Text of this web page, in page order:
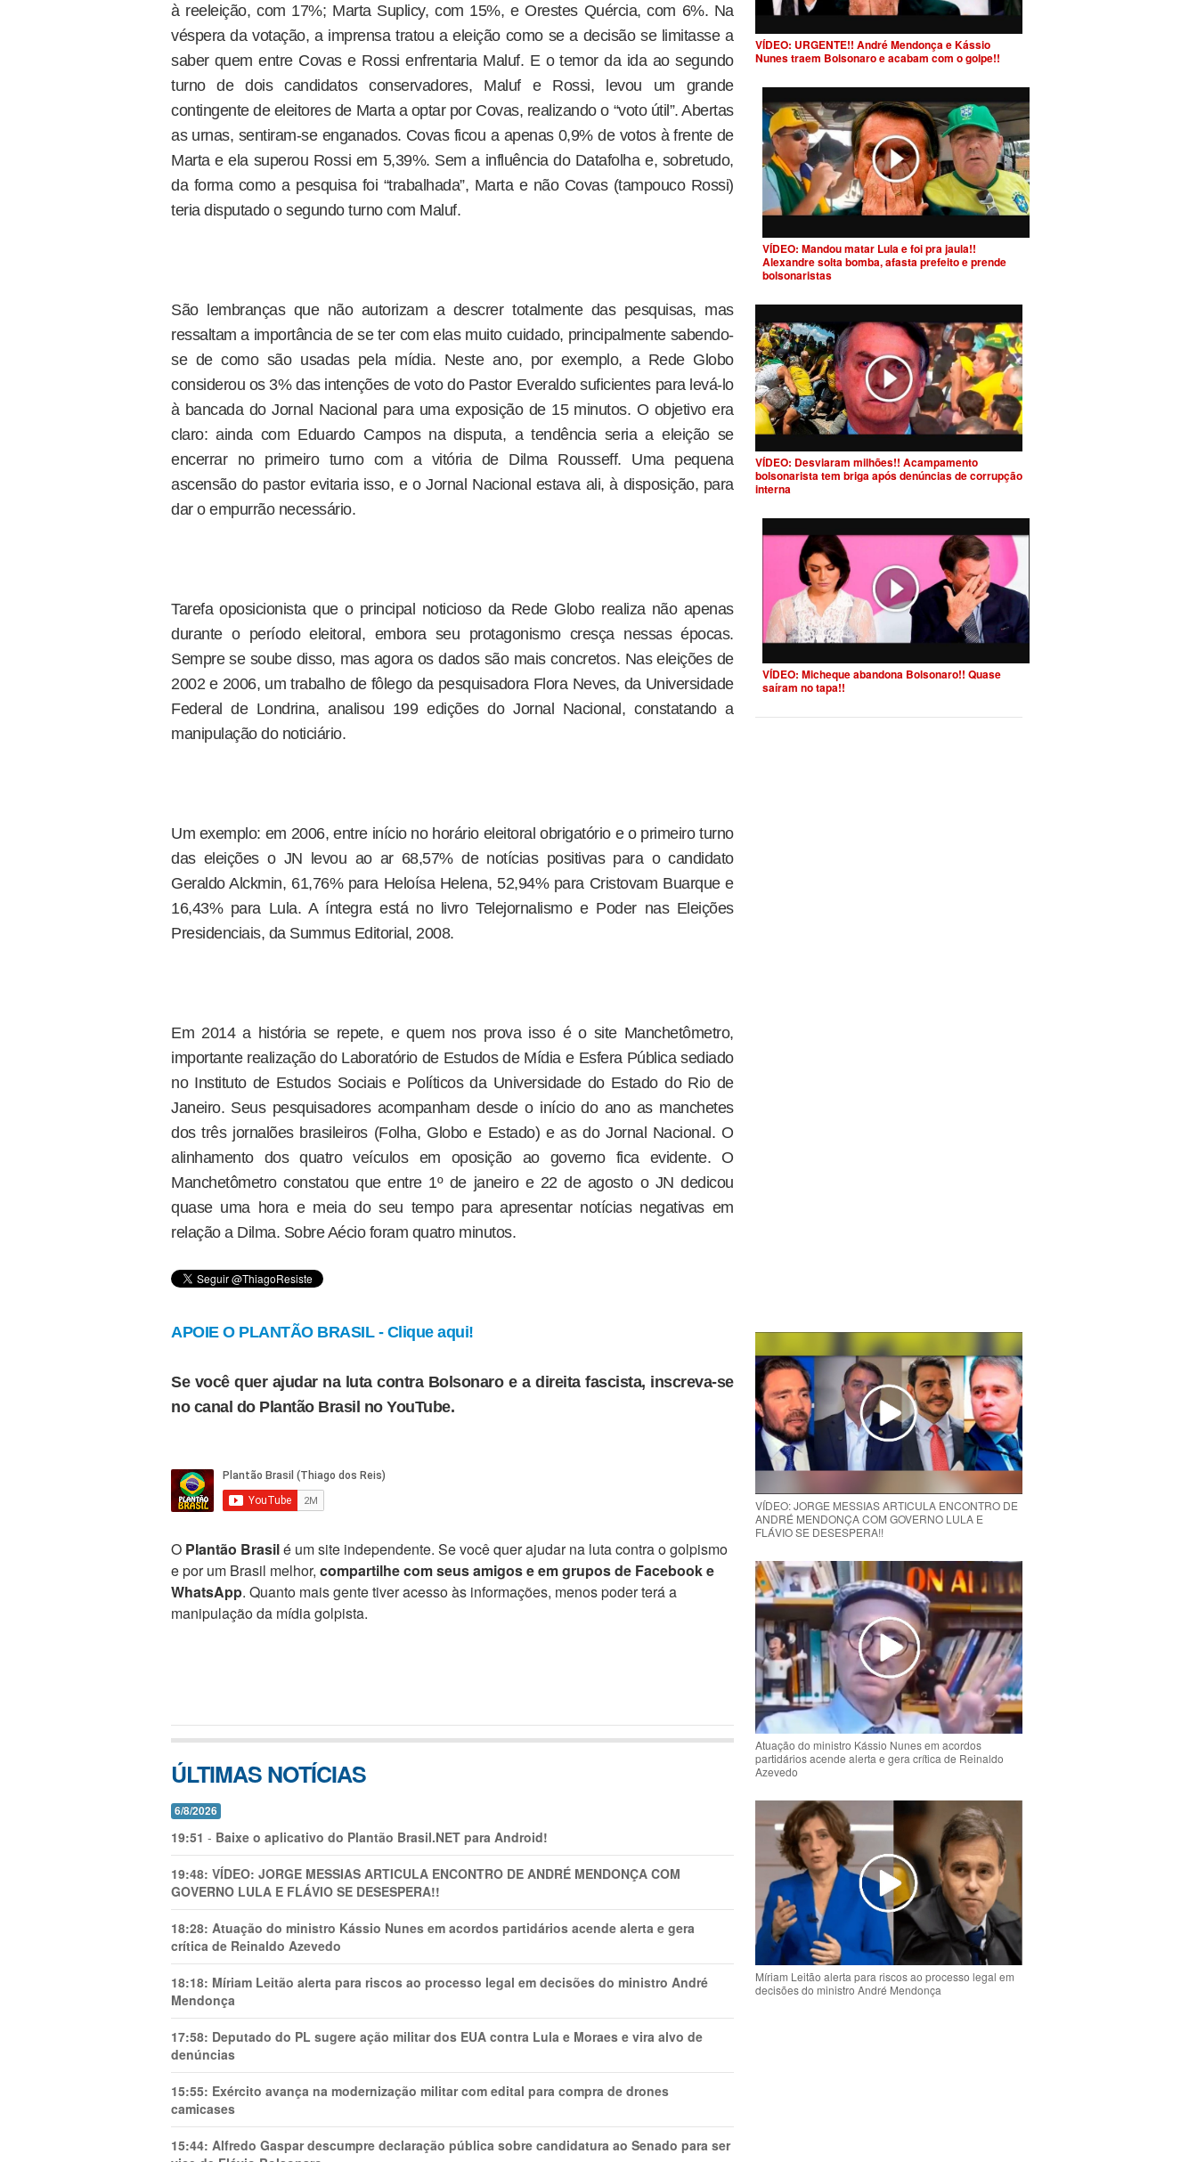
à reeleição, com 17%; Marta Suplicy, com 15%, e Orestes Quércia, com 6%. Na
véspera da votação, a imprensa tratou a eleição como se a decisão se limitasse a
saber quem entre Covas e Rossi enfrentaria Maluf. E o temor da ida ao segundo
turno de dois candidatos conservadores, Maluf e Rossi, levou um grande
contingente de eleitores de Marta a optar por Covas, realizando o “voto útil”. Abertas
as urnas, sentiram-se enganados. Covas ficou a apenas 0,9% de votos à frente de
Marta e ela superou Rossi em 5,39%. Sem a influência do Datafolha e, sobretudo,
da forma como a pesquisa foi “trabalhada”, Marta e não Covas (tampouco Rossi)
teria disputado o segundo turno com Maluf.
São lembranças que não autorizam a descrer totalmente das pesquisas, mas
ressaltam a importância de se ter com elas muito cuidado, principalmente sabendo-
se de como são usadas pela mídia. Neste ano, por exemplo, a Rede Globo
considerou os 3% das intenções de voto do Pastor Everaldo suficientes para levá-lo
à bancada do Jornal Nacional para uma exposição de 15 minutos. O objetivo era
claro: ainda com Eduardo Campos na disputa, a tendência seria a eleição se
encerrar no primeiro turno com a vitória de Dilma Rousseff. Uma pequena
ascensão do pastor evitaria isso, e o Jornal Nacional estava ali, à disposição, para
dar o empurrão necessário.
Tarefa oposicionista que o principal noticioso da Rede Globo realiza não apenas
durante o período eleitoral, embora seu protagonismo cresça nessas épocas.
Sempre se soube disso, mas agora os dados são mais concretos. Nas eleições de
2002 e 2006, um trabalho de fôlego da pesquisadora Flora Neves, da Universidade
Federal de Londrina, analisou 199 edições do Jornal Nacional, constatando a
manipulação do noticiário.
Um exemplo: em 2006, entre início no horário eleitoral obrigatório e o primeiro turno
das eleições o JN levou ao ar 68,57% de notícias positivas para o candidato
Geraldo Alckmin, 61,76% para Heloísa Helena, 52,94% para Cristovam Buarque e
16,43% para Lula. A íntegra está no livro Telejornalismo e Poder nas Eleições
Presidenciais, da Summus Editorial, 2008.
Em 2014 a história se repete, e quem nos prova isso é o site Manchetômetro,
importante realização do Laboratório de Estudos de Mídia e Esfera Pública sediado
no Instituto de Estudos Sociais e Políticos da Universidade do Estado do Rio de
Janeiro. Seus pesquisadores acompanham desde o início do ano as manchetes
dos três jornalões brasileiros (Folha, Globo e Estado) e as do Jornal Nacional. O
alinhamento dos quatro veículos em oposição ao governo fica evidente. O
Manchetômetro constatou que entre 1º de janeiro e 22 de agosto o JN dedicou
quase uma hora e meia do seu tempo para apresentar notícias negativas em
relação a Dilma. Sobre Aécio foram quatro minutos.
APOIE O PLANTÃO BRASIL - Clique aqui!
Se você quer ajudar na luta contra Bolsonaro e a direita fascista, inscreva-se
no canal do Plantão Brasil no YouTube.
O Plantão Brasilé um site independente. Se você quer ajudar na luta contra o golpismo
e por um Brasil melhor, compartilhe com seus amigos e em grupos de Facebook e
WhatsApp. Quanto mais gente tiver acesso às informações, menos poder terá a
manipulação da mídia golpista.
ÚLTIMAS NOTÍCIAS
6/8/2026
19:51 - Baixe o aplicativo do Plantão Brasil.NET para Android!
19:48: VÍDEO: JORGE MESSIAS ARTICULA ENCONTRO DE ANDRÉ MENDONÇA COM
GOVERNO LULA E FLÁVIO SE DESESPERA!!
18:28: Atuação do ministro Kássio Nunes em acordos partidários acende alerta e gera
crítica de Reinaldo Azevedo
18:18: Míriam Leitão alerta para riscos ao processo legal em decisões do ministro André
Mendonça
17:58: Deputado do PL sugere ação militar dos EUA contra Lula e Moraes e vira alvo de
denúncias
15:55: Exército avança na modernização militar com edital para compra de drones
camicases
15:44: Alfredo Gaspar descumpre declaração pública sobre candidatura ao Senado para ser
VÍDEO: URGENTE!! André Mendonça e Kássio
Nunes traem Bolsonaro e acabam com o golpe!!
VÍDEO: Mandou matar Lula e foi pra jaula!!
Alexandre solta bomba, afasta prefeito e prende
bolsonaristas
VÍDEO: Desviaram milhões!! Acampamento
bolsonarista tem briga após denúncias de corrupção
interna
VÍDEO: Micheque abandona Bolsonaro!! Quase
saíram no tapa!!
VÍDEO: JORGE MESSIAS ARTICULA ENCONTRO DE
ANDRÉ MENDONÇA COM GOVERNO LULA E
FLÁVIO SE DESESPERA!!
Atuação do ministro Kássio Nunes em acordos
partidários acende alerta e gera crítica de Reinaldo
Azevedo
Míriam Leitão alerta para riscos ao processo legal em
decisões do ministro André Mendonça